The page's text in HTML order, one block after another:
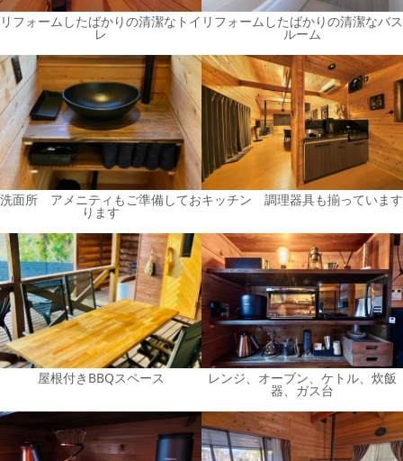
リフォームしたばかりの清潔なトイ
レ
リフォームしたばかりの清潔なバス
ルーム
洗面所 アメニティもご準備してお
ります
キッチン 調理器具も揃っています
屋根付きBBQスペース レンジ、オーブン、ケトル、炊飯
器、ガス台